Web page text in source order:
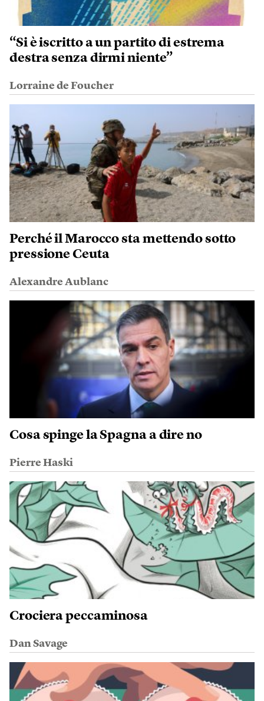
“Si è iscritto a un partito di estrema
destra senza dirmi niente”
Lorraine de Foucher
Perché il Marocco sta mettendo sotto
pressione Ceuta
Alexandre Aublanc
Cosa spinge la Spagna a dire no
Pierre Haski
Crociera peccaminosa
Dan Savage